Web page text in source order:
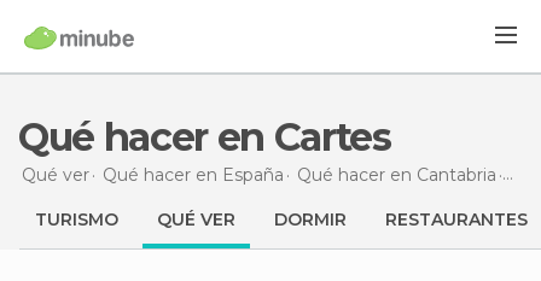
Qué hacer en Cartes
Qué ver Qué hacer en España Qué hacer en Cantabria
TURISMO QUÉ VER DORMIR RESTAURANTES